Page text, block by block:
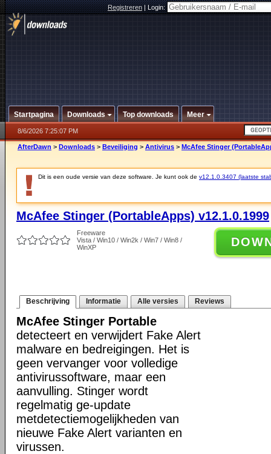
Registreren|Login:
Startpagina Downloads Top downloads Meer
8/6/2026 7:25:07 PM
AfterDawn > Downloads > Beveiliging > Antivirus > McAfee Stinger
Dit is een oude versie van deze software. Je kunt ook de v12.1.0.3407 (laatste
McAfee Stinger (PortableApps) v12.1.0.1999
Freeware
Vista / Win10 / Win2k / Win7 / Win8 /
WinXP
Beschrijving Informatie Alle versies Reviews
McAfee Stinger Portable
detecteert en verwijdert Fake Alert
malware en bedreigingen. Het is
geen vervanger voor volledige
antivirussoftware, maar een
aanvulling. Stinger wordt
regelmatig ge-update
metdetectiemogelijkheden van
nieuwe Fake Alert varianten en
virussen.